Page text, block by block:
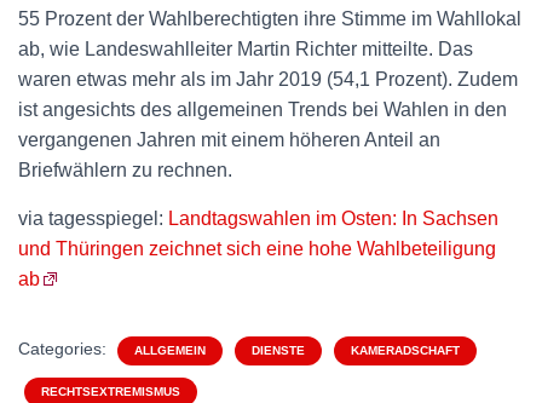
55 Prozent der Wahlberechtigten ihre Stimme im Wahllokal
ab, wie Landeswahlleiter Martin Richter mitteilte. Das
waren etwas mehr als im Jahr 2019 (54,1 Prozent). Zudem
ist angesichts des allgemeinen Trends bei Wahlen in den
vergangenen Jahren mit einem höheren Anteil an
Briefwählern zu rechnen.
via tagesspiegel: Landtagswahlen im Osten: In Sachsen
und Thüringen zeichnet sich eine hohe Wahlbeteiligung
ab
Categories: ALLGEMEIN DIENSTE KAMERADSCHAFT
RECHTSEXTREMISMUS